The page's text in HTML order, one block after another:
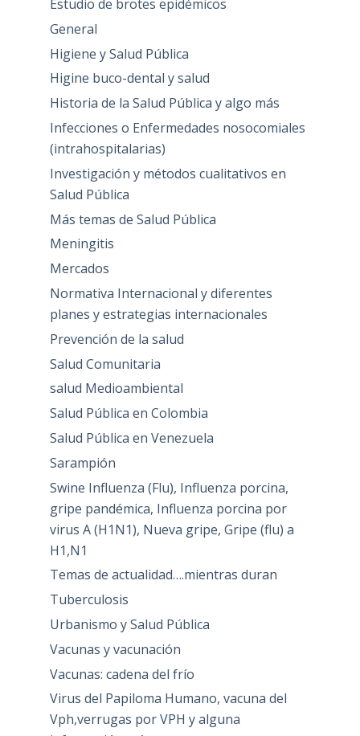
Estudio de brotes epidémicos
General
Higiene y Salud Pública
Higine buco-dental y salud
Historia de la Salud Pública y algo más
Infecciones o Enfermedades nosocomiales
(intrahospitalarias)
Investigación y métodos cualitativos en
Salud Pública
Más temas de Salud Pública
Meningitis
Mercados
Normativa Internacional y diferentes
planes y estrategias internacionales
Prevención de la salud
Salud Comunitaria
salud Medioambiental
Salud Pública en Colombia
Salud Pública en Venezuela
Sarampión
Swine Influenza (Flu), Influenza porcina,
gripe pandémica, Influenza porcina por
virus A (H1N1), Nueva gripe, Gripe (flu) a
H1,N1
Temas de actualidad….mientras duran
Tuberculosis
Urbanismo y Salud Pública
Vacunas y vacunación
Vacunas: cadena del frío
Virus del Papiloma Humano, vacuna del
Vph,verrugas por VPH y alguna